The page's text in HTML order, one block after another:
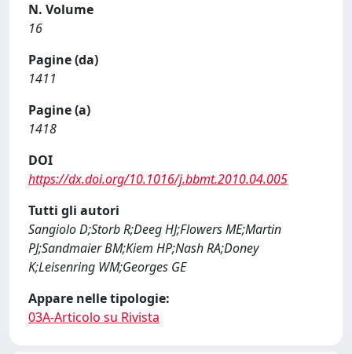
N. Volume
16
Pagine (da)
1411
Pagine (a)
1418
DOI
https://dx.doi.org/10.1016/j.bbmt.2010.04.005
Tutti gli autori
Sangiolo D;Storb R;Deeg HJ;Flowers ME;Martin
PJ;Sandmaier BM;Kiem HP;Nash RA;Doney
K;Leisenring WM;Georges GE
Appare nelle tipologie:
03A-Articolo su Rivista